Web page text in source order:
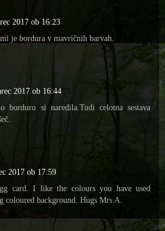
2017 ob 16:23
je bordura v mavričnih barvah.
2017 ob 16:44
borduro si naredila.Tudi celotna sestava
2017 ob 17:59
card. I like the colours you have used
coloured background. Hugs Mrs A.